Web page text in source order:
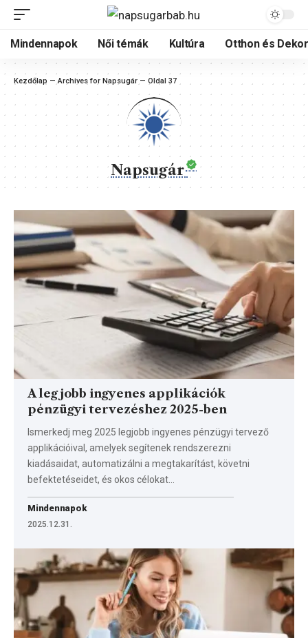
Mindennapok Női témák Kultúra Otthon és
Kezdőlap —Archives for Napsugár — Oldal 37
Napsugár
A legjobb ingyenes applikációk
pénzügyi tervezéshez 2025-ben
Ismerkedj meg 2025 legjobb ingyenes pénzügyi tervező
applikációival, amelyek segítenek rendszerezni
kiadásaidat, automatizálni a megtakarítást, követni
befektetéseidet, és okos célokat…
Mindennapok
2025.12.31.